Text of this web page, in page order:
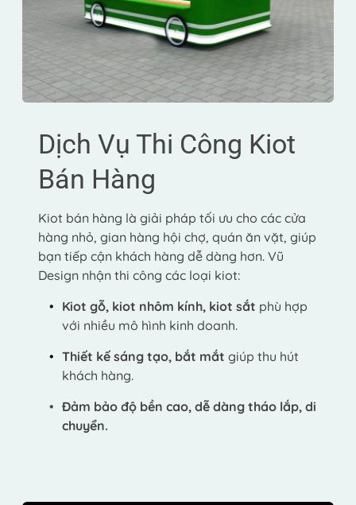
Dịch Vụ Thi Công Kiot
Bán Hàng
Kiot bán hàng là giải pháp tối ưu cho các cửa
hàng nhỏ, gian hàng hội chợ, quán ăn vặt, giúp
bạn tiếp cận khách hàng dễ dàng hơn. Vũ
Design nhận thi công các loại kiot:
Kiot gỗ, kiot nhôm kính, kiot sắt phù hợp
với nhiều mô hình kinh doanh.
Thiết kế sáng tạo, bắt mắt giúp thu hút
khách hàng.
Đảm bảo độ bền cao, dễ dàng tháo lắp, di
chuyển.